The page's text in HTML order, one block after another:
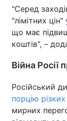
"Серед
"лімітних
що має
коштів", –
Війна Росії
Російський
порцію
мирних